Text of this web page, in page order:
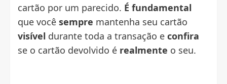
cartão por um parecido. É fundamental
que você sempre mantenha seu cartão
visível durante toda a transação e confira
se o cartão devolvido é realmente o seu.